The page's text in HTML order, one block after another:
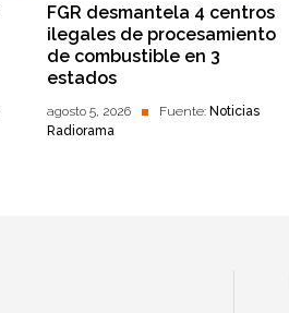
FGR desmantela 4 centros
ilegales de procesamiento
de combustible en 3
estados
agosto 5, 2026 Fuente: Noticias
Radiorama